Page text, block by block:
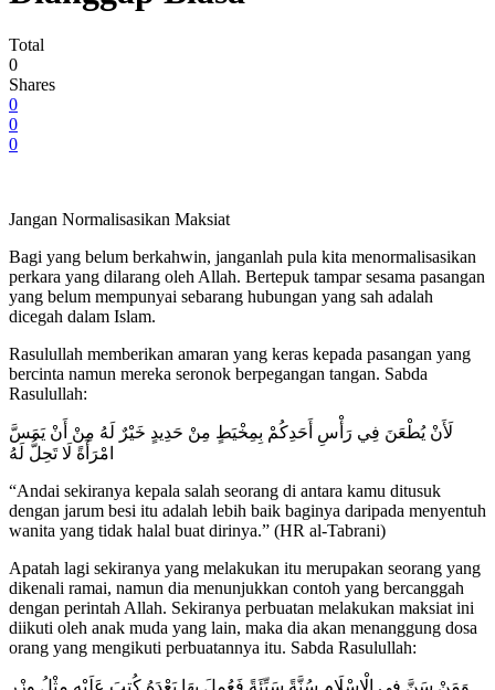
Total
0
Shares
0
0
0
Jangan Normalisasikan Maksiat
Bagi yang belum berkahwin, janganlah pula kita menormalisasikan
perkara yang dilarang oleh Allah. Bertepuk tampar sesama pasangan
yang belum mempunyai sebarang hubungan yang sah adalah
dicegah dalam Islam.
Rasulullah memberikan amaran yang keras kepada pasangan yang
bercinta namun mereka seronok berpegangan tangan. Sabda
Rasulullah:
لَأَنْ يُطْعَنَ فِي رَأْسِ أَحَدِكُمْ بِمِخْيَطٍ مِنْ حَدِيدٍ خَيْرٌ لَهُ مِنْ أَنْ يَمَسَّ
امْرَأَةً لَا تَحِلُّ لَهُ
“Andai sekiranya kepala salah seorang di antara kamu ditusuk
dengan jarum besi itu adalah lebih baik baginya daripada menyentuh
wanita yang tidak halal buat dirinya.” (HR al-Tabrani)
Apatah lagi sekiranya yang melakukan itu merupakan seorang yang
dikenali ramai, namun dia menunjukkan contoh yang bercanggah
dengan perintah Allah. Sekiranya perbuatan melakukan maksiat ini
diikuti oleh anak muda yang lain, maka dia akan menanggung dosa
orang yang mengikuti perbuatannya itu. Sabda Rasulullah:
وَمَنْ سَنَّ فِي الْإِسْلَامِ سُنَّةً سَيِّئَةً فَعُمِلَ بِهَا بَعْدَهُ كُتِبَ عَلَيْهِ مِثْلُ وِزْرِ